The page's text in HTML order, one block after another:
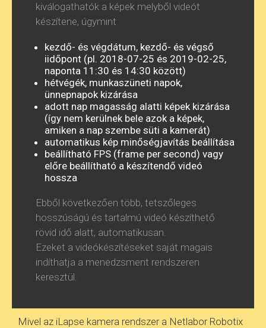
kiválogathatók a képek melyből videót
készítene, úgymint
kezdő- és végdátum, kezdő- és végső
iidőpont (pl. 2018-07-25 és 2019-02-25,
naponta 11:30 és 14:30 között)
hétvégék, munkaszüneti napok,
ünnepnapok kizárása
adott nap magasság alatti képek kizárása
(így nem kerülnek bele azok a képek,
amiken a nap szembe süti a kamerát)
automatikus kép minőségjavítás beállítása
beállítható FPS (frame per second) vagy
előre beállítható a készítendő videó
hossza
Ebből következően több, tetszőleges
hosszúságú és tartalmú videó készíthető
rövid idő alatt, automatikusan.
Ezeket a videókészítéseket saját magais
indíthatja a menedzsment rendszeren
keresztül.
Mivel az iLapse kamera rendszer a Netlabor Robotix